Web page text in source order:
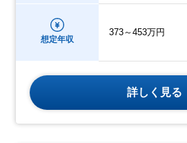
想定年収
373～453万円
詳しく見る